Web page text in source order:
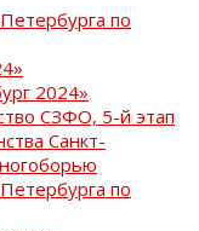
по
2024»
СЗФО, 5-й этап
Санкт-
по